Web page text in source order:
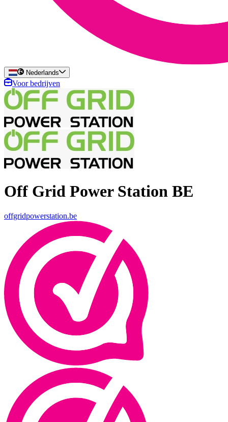
Nederlands
Voor bedrijven
Off Grid Power Station BE
offgridpowerstation.be